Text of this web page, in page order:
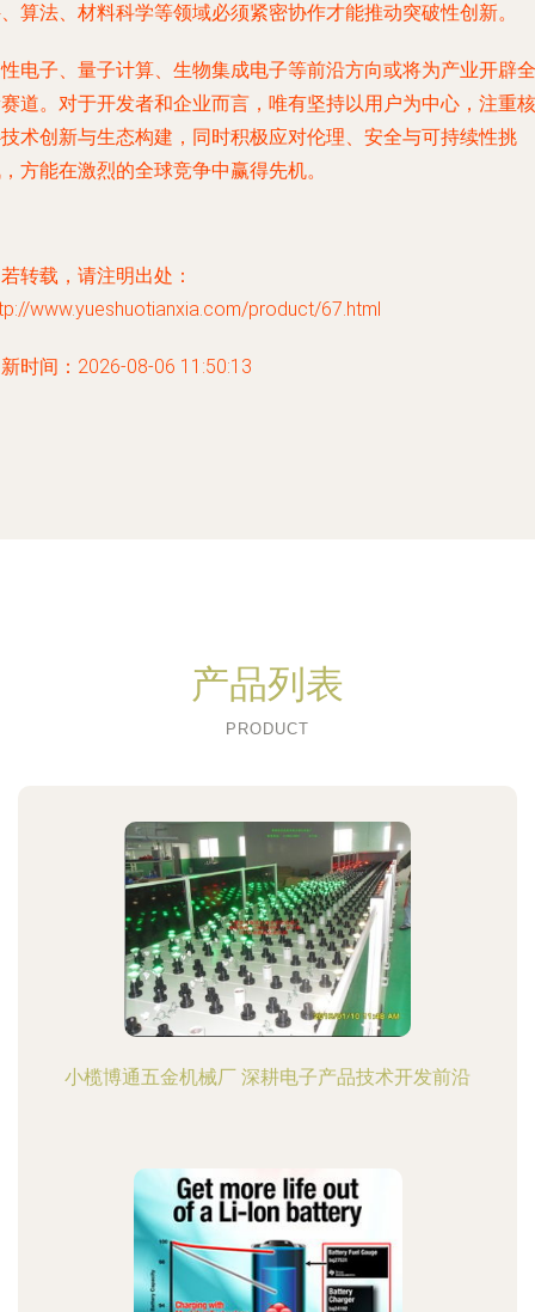
算法、材料科学等领域必须紧密协作才能推动突破性创新。
电子、量子计算、生物集成电子等前沿方向或将为产业开辟全
道。对于开发者和企业而言，唯有坚持以用户为中心，注重核
术创新与生态构建，同时积极应对伦理、安全与可持续性挑
方能在激烈的全球竞争中赢得先机。
转载，请注明出处：
www.yueshuotianxia.com/product/67.html
时间：2026-08-06 11:50:13
产品列表
PRODUCT
小榄博通五金机械厂 深耕电子产品技术开发前沿